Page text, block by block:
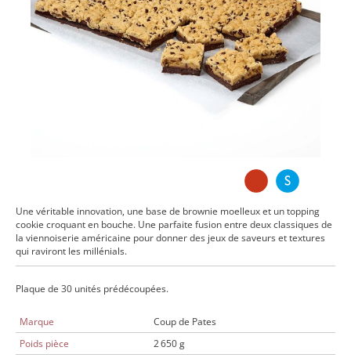
Une véritable innovation, une base de brownie moelleux et un topping
cookie croquant en bouche. Une parfaite fusion entre deux classiques de
la viennoiserie américaine pour donner des jeux de saveurs et textures
qui raviront les millénials.
Plaque de 30 unités prédécoupées.
Marque
Coup de Pates
Poids pièce
2 650 g